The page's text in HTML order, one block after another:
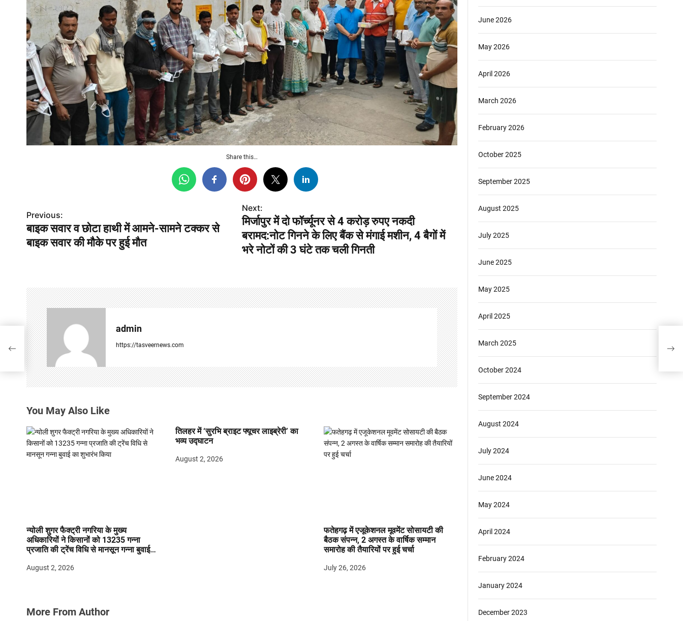
Share this…
P
o
s
n
a
v
i
g
a
t
i
o
Previous:
बाइक सवार व छोटा हाथी में आमने-सामने टक्कर से
बाइक सवार की मौके पर हुई मौत
Next:
मिर्जापुर में दो फॉर्च्यूनर से 4 करोड़ रुपए नकदी
बरामद:नोट गिनने के लिए बैंक से मंगाई मशीन, 4 बैगों में
भरे नोटों की 3 घंटे तक चली गिनती
admin
https://tasveernews.com
You May Also Like
न्योली शुगर फैक्ट्री नगरिया के मुख्य
अधिकारियों ने किसानों को 13235 गन्ना
प्रजाति की ट्रेंच विधि से मानसून गन्ना बुवाई
August 2, 2026
तिलहर में ‘सुरभि ब्राइट फ्यूचर लाइब्रेरी’ का
भव्य उद्घाटन
August 2, 2026
फतेहगढ़ में एजूकेशनल मूवमेंट सोसायटी की
बैठक संपन्न, 2 अगस्त के वार्षिक सम्मान
समारोह की तैयारियों पर हुई चर्चा
July 26, 2026
More From Author
June 2026
May 2026
April 2026
March 2026
February 2026
October 2025
September 2025
August 2025
July 2025
June 2025
May 2025
April 2025
March 2025
October 2024
September 2024
August 2024
July 2024
June 2024
May 2024
April 2024
February 2024
January 2024
December 2023
में